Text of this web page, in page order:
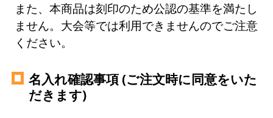
また、本商品は刻印のため公認の基準を満たし
ません。大会等では利用できませんのでご注意
ください。
名入れ確認事項 (ご注文時に同意をいた
だきます)